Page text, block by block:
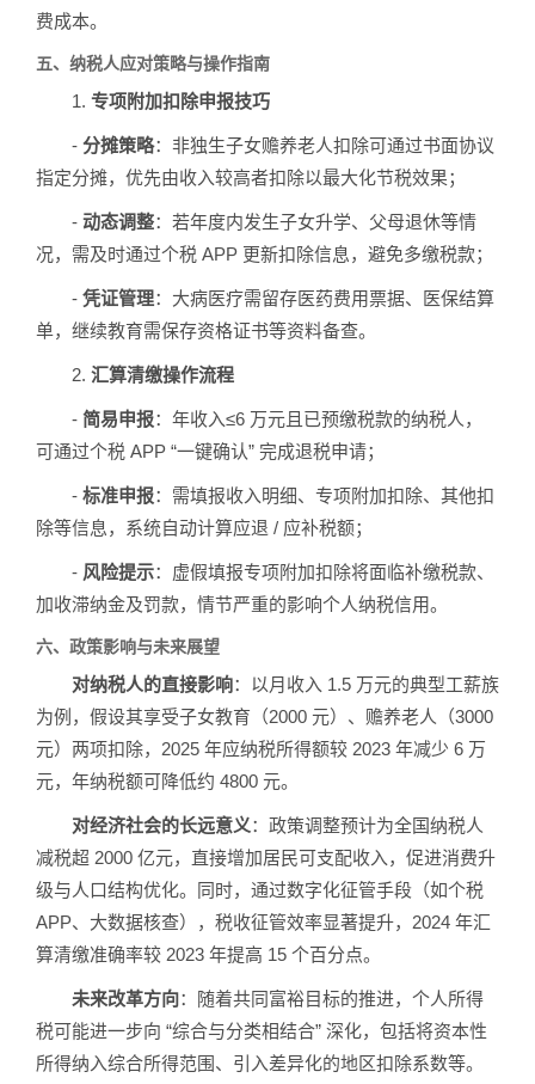
费成本。
五、纳税人应对策略与操作指南
1. 专项附加扣除申报技巧
- 分摊策略：非独生子女赡养老人扣除可通过书面协议
指定分摊，优先由收入较高者扣除以最大化节税效果；
- 动态调整：若年度内发生子女升学、父母退休等情
况，需及时通过个税 APP 更新扣除信息，避免多缴税款；
- 凭证管理：大病医疗需留存医药费用票据、医保结算
单，继续教育需保存资格证书等资料备查。
2. 汇算清缴操作流程
- 简易申报：年收入≤6 万元且已预缴税款的纳税人，
可通过个税 APP “一键确认” 完成退税申请；
- 标准申报：需填报收入明细、专项附加扣除、其他扣
除等信息，系统自动计算应退 / 应补税额；
- 风险提示：虚假填报专项附加扣除将面临补缴税款、
加收滞纳金及罚款，情节严重的影响个人纳税信用。
六、政策影响与未来展望
对纳税人的直接影响：以月收入 1.5 万元的典型工薪族
为例，假设其享受子女教育（2000 元）、赡养老人（3000
元）两项扣除，2025 年应纳税所得额较 2023 年减少 6 万
元，年纳税额可降低约 4800 元。
对经济社会的长远意义：政策调整预计为全国纳税人
减税超 2000 亿元，直接增加居民可支配收入，促进消费升
级与人口结构优化。同时，通过数字化征管手段（如个税
APP、大数据核查），税收征管效率显著提升，2024 年汇
算清缴准确率较 2023 年提高 15 个百分点。
未来改革方向：随着共同富裕目标的推进，个人所得
税可能进一步向 “综合与分类相结合” 深化，包括将资本性
所得纳入综合所得范围、引入差异化的地区扣除系数等。